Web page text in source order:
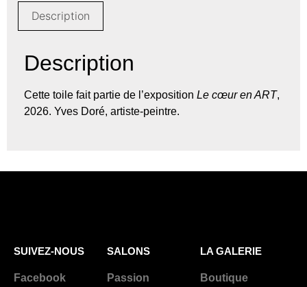
Description
Description
Cette toile fait partie de l’exposition Le cœur en ART,
2026. Yves Doré, artiste-peintre.
SUIVEZ-NOUS
Facebook
SALONS
Passion
LA GALERIE
Boutique